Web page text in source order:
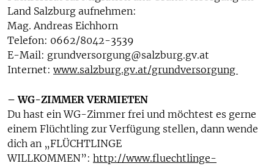
Land Salzburg aufnehmen:
Mag. Andreas Eichhorn
Telefon: 0662/8042-3539
E-Mail: grundversorgung@salzburg.gv.at
Internet: www.salzburg.gv.at/grundversorgung
– WG-ZIMMER VERMIETEN
Du hast ein WG-Zimmer frei und möchtest es gerne
einem Flüchtling zur Verfügung stellen, dann wende
dich an „FLÜCHTLINGE
WILLKOMMEN”: http://www.fluechtlinge-